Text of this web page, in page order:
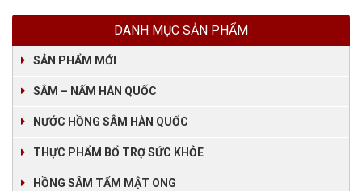
DANH MỤC SẢN PHẨM
SẢN PHẨM MỚI
SÂM – NẤM HÀN QUỐC
NƯỚC HỒNG SÂM HÀN QUỐC
THỰC PHẨM BỔ TRỢ SỨC KHỎE
HỒNG SÂM TẨM MẬT ONG